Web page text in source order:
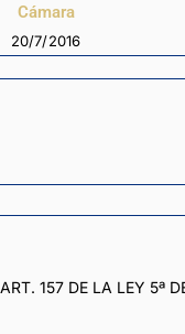
Cámara
20/7/2016
157 DE LA LEY 5ª